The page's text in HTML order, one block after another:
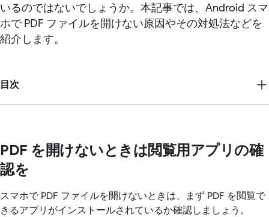
いるのではないでしょうか。本記事では、Android スマ
ホで PDF ファイルを開けない原因やその対処法などを
紹介します。
目次
PDF を開けないときは閲覧用アプリの確
認を
スマホで PDF ファイルを開けないときは、まず PDF を閲覧で
きるアプリがインストールされているか確認しましょう。